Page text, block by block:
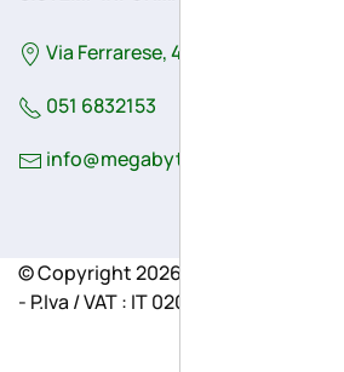
Via Ferrarese, 41/G - 44042 -
051 6832153
info@megabytesistemi.com
© Copyright 2026 - MegaByte
- P.Iva / VAT : IT 02048730382 -